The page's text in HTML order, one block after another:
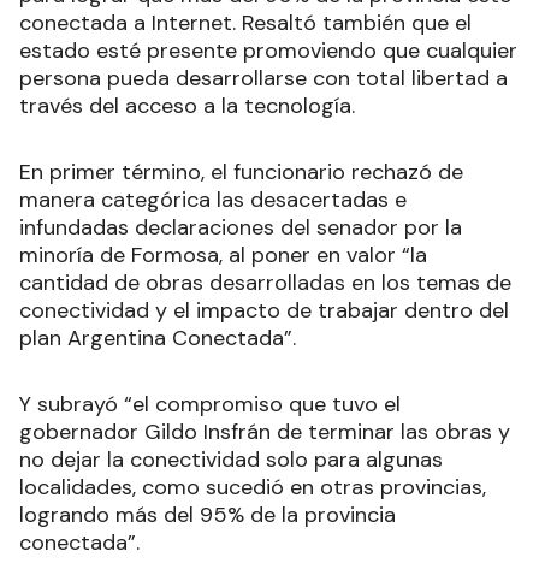
conectada a Internet. Resaltó también que el
estado esté presente promoviendo que cualquier
persona pueda desarrollarse con total libertad a
través del acceso a la tecnología.
En primer término, el funcionario rechazó de
manera categórica las desacertadas e
infundadas declaraciones del senador por la
minoría de Formosa, al poner en valor “la
cantidad de obras desarrolladas en los temas de
conectividad y el impacto de trabajar dentro del
plan Argentina Conectada”.
Y subrayó “el compromiso que tuvo el
gobernador Gildo Insfrán de terminar las obras y
no dejar la conectividad solo para algunas
localidades, como sucedió en otras provincias,
logrando más del 95% de la provincia
conectada”.